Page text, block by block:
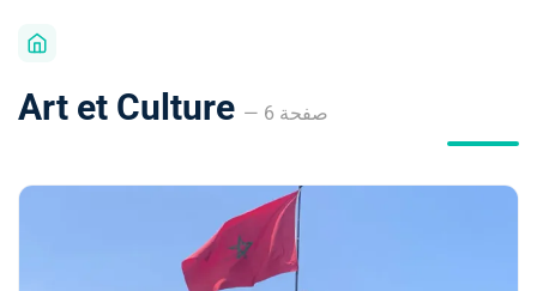
Art et Culture — صفحة 6